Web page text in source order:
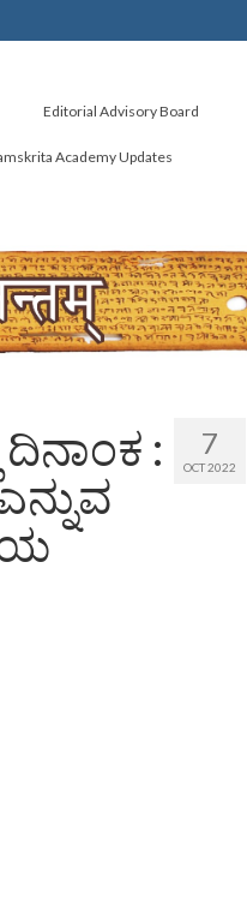
Editorial Advisory Board
Academy Updates
7
OCT 2022
: